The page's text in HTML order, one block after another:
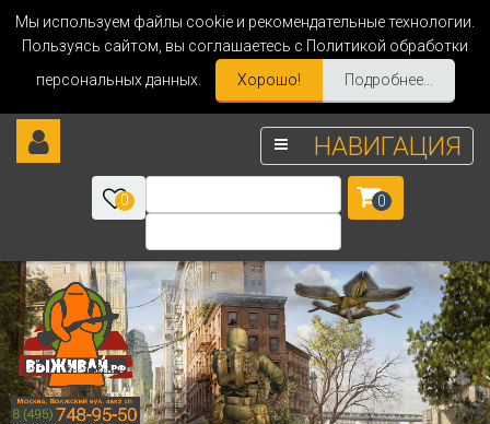
Мы используем файлы cookie и рекомендательные технологии.
Пользуясь сайтом, вы соглашаетесь с Политикой обработки
персональных данных.
Хорошо! Подробнее...
НАВИГАЦИЯ
0 0